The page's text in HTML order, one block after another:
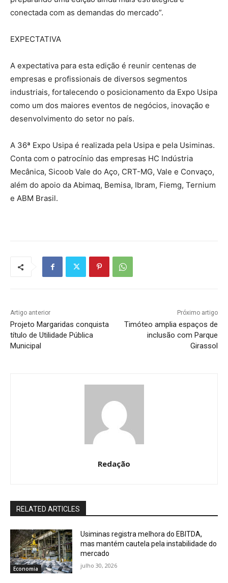
conectada com as demandas do mercado”.
EXPECTATIVA
A expectativa para esta edição é reunir centenas de
empresas e profissionais de diversos segmentos
industriais, fortalecendo o posicionamento da Expo Usipa
como um dos maiores eventos de negócios, inovação e
desenvolvimento do setor no país.
A 36ª Expo Usipa é realizada pela Usipa e pela Usiminas.
Conta com o patrocínio das empresas HC Indústria
Mecânica, Sicoob Vale do Aço, CRT-MG, Vale e Convaço,
além do apoio da Abimaq, Bemisa, Ibram, Fiemg, Ternium
e ABM Brasil.
Artigo anterior
Projeto Margaridas conquista
título de Utilidade Pública
Municipal
Próximo artigo
Timóteo amplia espaços de
inclusão com Parque
Girassol
Redação
RELATED ARTICLES
Economia
Usiminas registra melhora do EBITDA,
mas mantém cautela pela instabilidade do
mercado
julho 30, 2026